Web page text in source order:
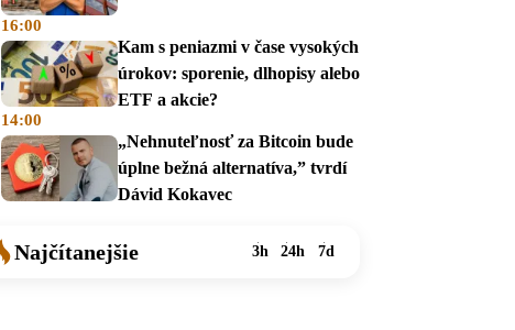
16:00
Kam s peniazmi v čase vysokých
úrokov: sporenie, dlhopisy alebo
ETF a akcie?
14:00
„Nehnuteľnosť za Bitcoin bude
úplne bežná alternatíva,” tvrdí
Dávid Kokavec
Najčítanejšie 3h 24h 7d